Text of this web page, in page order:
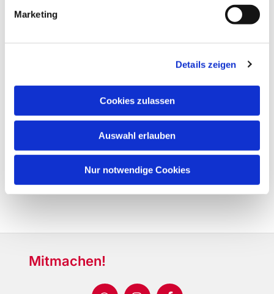
Marketing
Details zeigen
Cookies zulassen
Auswahl erlauben
Nur notwendige Cookies
Mitmachen!